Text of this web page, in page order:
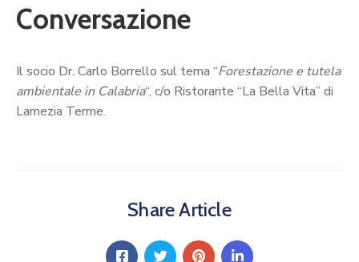
Conversazione
Il socio Dr. Carlo Borrello sul tema “Forestazione e tutela
ambientale in Calabria“, c/o Ristorante “La Bella Vita” di
Lamezia Terme.
Share Article